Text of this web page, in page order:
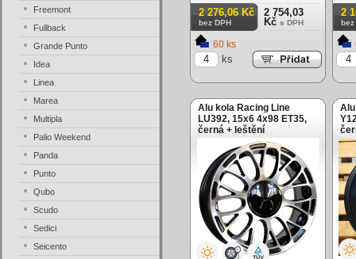
leštění
2 276,06 Kč
bez DPH
2 754,03
Kč s DPH
60 ks
ks
2
bez
Alu kola Racing Line
LU392, 15x6 4x98 ET35,
černá + leštění
Freemont
Fullback
Grande Punto
Idea
Linea
Marea
Multipla
Palio Weekend
Panda
Punto
Qubo
Scudo
Sedici
Seicento